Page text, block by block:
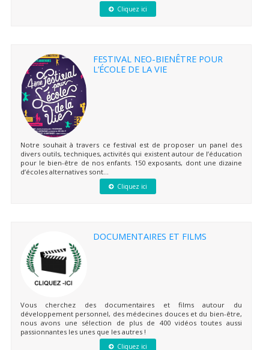
Cliquez ici
FESTIVAL NEO-BIENÊTRE POUR
L’ÉCOLE DE LA VIE
Notre souhait à travers ce festival est de proposer un panel des
divers outils, techniques, activités qui existent autour de l’éducation
pour le bien-être de nos enfants. 150 exposants, dont une dizaine
d’écoles alternatives sont...
Cliquez ici
DOCUMENTAIRES ET FILMS
Vous cherchez des documentaires et films autour du
développement personnel, des médecines douces et du bien-être,
nous avons une sélection de plus de 400 vidéos toutes aussi
passionnantes les unes que les autres !
Cliquez ici